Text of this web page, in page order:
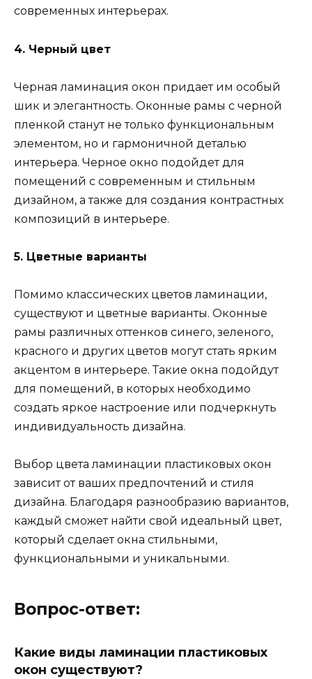
современных интерьерах.
4. Черный цвет
Черная ламинация окон придает им особый
шик и элегантность. Оконные рамы с черной
пленкой станут не только функциональным
элементом, но и гармоничной деталью
интерьера. Черное окно подойдет для
помещений с современным и стильным
дизайном, а также для создания контрастных
композиций в интерьере.
5. Цветные варианты
Помимо классических цветов ламинации,
существуют и цветные варианты. Оконные
рамы различных оттенков синего, зеленого,
красного и других цветов могут стать ярким
акцентом в интерьере. Такие окна подойдут
для помещений, в которых необходимо
создать яркое настроение или подчеркнуть
индивидуальность дизайна.
Выбор цвета ламинации пластиковых окон
зависит от ваших предпочтений и стиля
дизайна. Благодаря разнообразию вариантов,
каждый сможет найти свой идеальный цвет,
который сделает окна стильными,
функциональными и уникальными.
Вопрос-ответ:
Какие виды ламинации пластиковых
окон существуют?